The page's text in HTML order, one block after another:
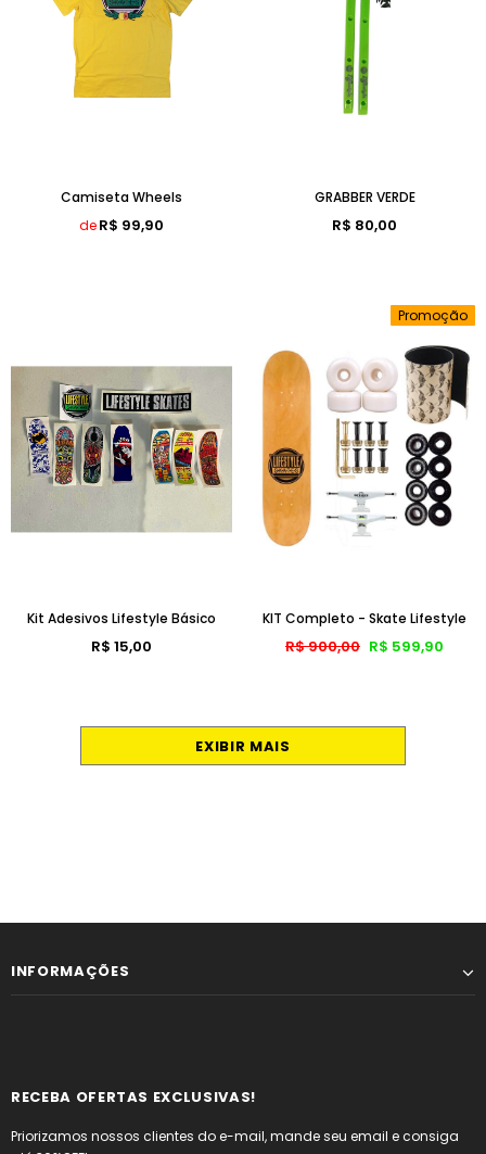
Camiseta Wheels
deR$ 99,90
GRABBER VERDE
R$ 80,00
Kit Adesivos Lifestyle Básico
R$ 15,00
Promoção
KIT Completo - Skate Lifestyle
R$ 900,00 R$ 599,90
EXIBIR MAIS
INFORMAÇÕES
RECEBA OFERTAS EXCLUSIVAS!
Priorizamos nossos clientes do e-mail, mande seu email e consiga